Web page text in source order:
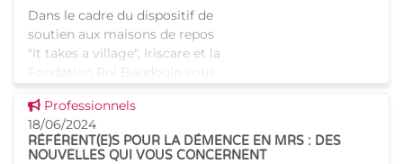
Dans le cadre du dispositif de
soutien aux maisons de repos
"It takes a village", Iriscare et la
Fondation Roi Baudouin vous
collègues d'autres maisons de
repos (et de
Voir cette news
Professionnels
18/06/2024
RÉFÉRENT(E)S POUR LA DÉMENCE EN MRS : DES
NOUVELLES QUI VOUS CONCERNENT